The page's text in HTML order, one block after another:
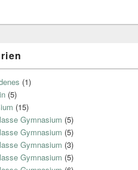
(1)
(5)
(15)
Gymnasium (5)
Gymnasium (5)
Gymnasium (3)
Gymnasium (5)